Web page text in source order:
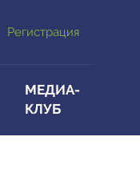
Регистрация
МЕДИА-
КЛУБ